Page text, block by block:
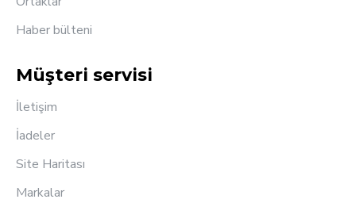
Haber bülteni
Müşteri servisi
İletişim
İadeler
Site Haritası
Markalar